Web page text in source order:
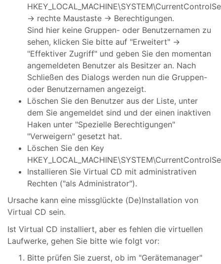
-> rechte Maustaste -> Berechtigungen.
Sind hier keine Gruppen- oder Benutzernamen zu
sehen, klicken Sie bitte auf "Erweitert" ->
"Effektiver Zugriff" und geben Sie den momentan
angemeldeten Benutzer als Besitzer an. Nach
Schließen des Dialogs werden nun die Gruppen-
oder Benutzernamen angezeigt.
Löschen Sie den Benutzer aus der Liste, unter
dem Sie angemeldet sind und der einen inaktiven
Haken unter "Spezielle Berechtigungen"
"Verweigern" gesetzt hat.
Löschen Sie den Key
Installieren Sie Virtual CD mit administrativen
Rechten ("als Administrator").
Ursache kann eine missglückte (De)Installation von
Virtual CD sein.
Ist Virtual CD installiert, aber es fehlen die virtuellen
Laufwerke, gehen Sie bitte wie folgt vor:
Bitte prüfen Sie zuerst, ob im "Gerätemanager"